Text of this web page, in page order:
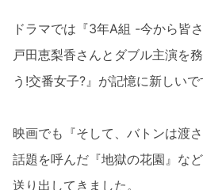
ドラマでは『3年A組 -今から皆
戸田恵梨香さんとダブル主演を
う!交番女子?』が記憶に新しいで
映画でも『そして、バトンは渡
話題を呼んだ『地獄の花園』な
送り出してきました。